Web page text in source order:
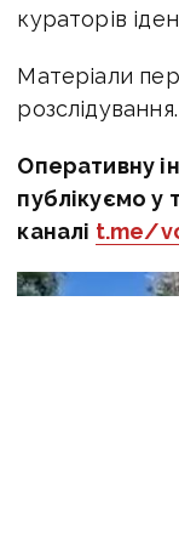
кураторів
Матеріали
розслідування.
Оперативну
публікуємо у
каналі t.me/